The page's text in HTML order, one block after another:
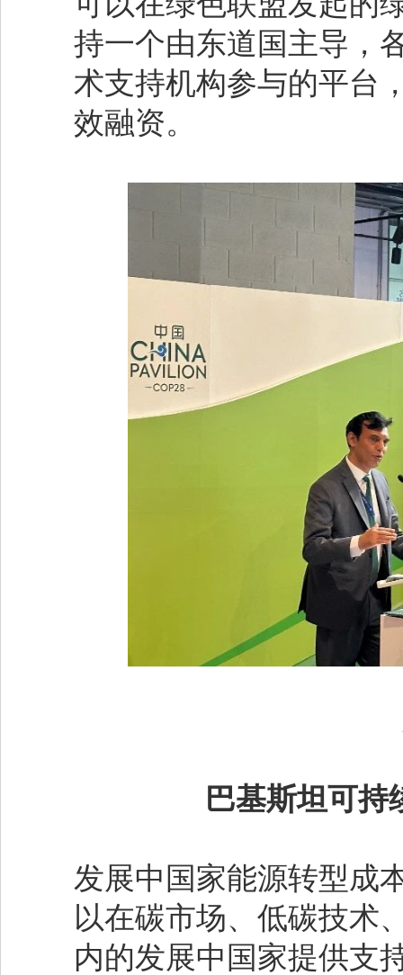
持一个由东道国主导，
术支持机构参与的平台
效融资。
巴基斯坦可持
发展中国家能源转型成
以在碳市场、低碳技术
内的发展中国家提供支